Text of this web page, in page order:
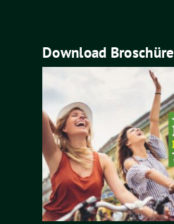
Download Broschüre